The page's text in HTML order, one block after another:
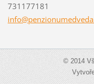
731177181
info@penzionumed
© 2014